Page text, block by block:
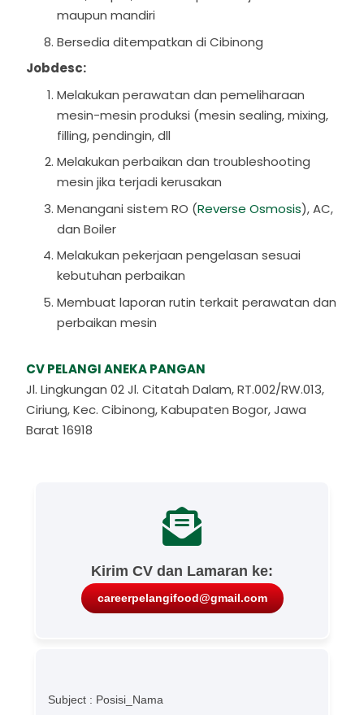
maupun mandiri
Bersedia ditempatkan di Cibinong
Jobdesc:
Melakukan perawatan dan pemeliharaan
mesin-mesin produksi (mesin sealing, mixing,
filling, pendingin, dll
Melakukan perbaikan dan troubleshooting
mesin jika terjadi kerusakan
Menangani sistem RO (Reverse Osmosis), AC,
dan Boiler
Melakukan pekerjaan pengelasan sesuai
kebutuhan perbaikan
Membuat laporan rutin terkait perawatan dan
perbaikan mesin
CV PELANGI ANEKA PANGAN
Jl. Lingkungan 02 Jl. Citatah Dalam, RT.002/RW.013,
Ciriung, Kec. Cibinong, Kabupaten Bogor, Jawa
Barat 16918
Kirim CV dan Lamaran ke:
careerpelangifood@gmail.com
Subject : Posisi_Nama